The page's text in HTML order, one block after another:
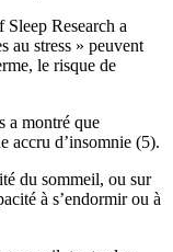
Research a
au stress » peuvent
le risque de
a montré que
accru d’insomnie (5).
du sommeil, ou sur
à s’endormir ou à